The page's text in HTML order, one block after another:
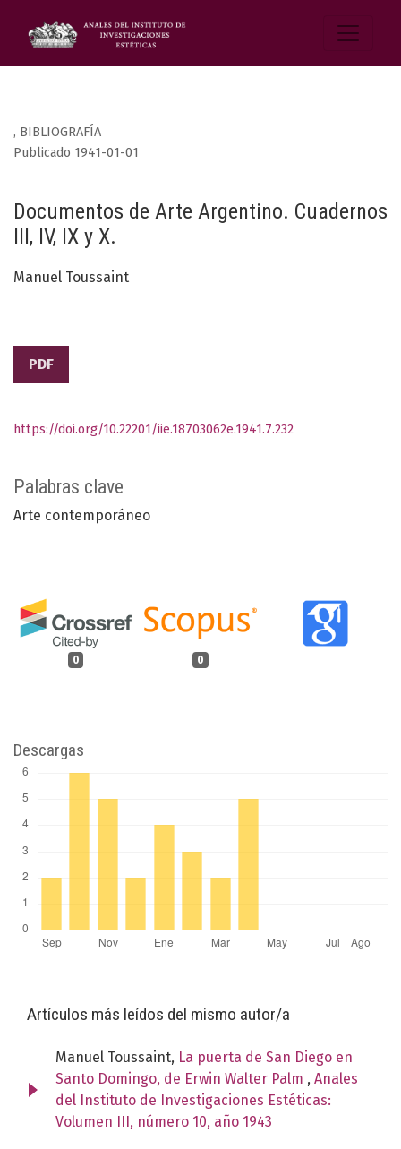
, BIBLIOGRAFÍA
Documentos de Arte Argentino. Cuadernos
III, IV, IX y X.
Publicado 1941-01-01
Manuel Toussaint
PDF
Palabras clave
Arte contemporáneo
0 0
https://doi.org/10.22201/iie.18703062e.1941.7.232
Descargas
Artículos más leídos del mismo autor/a
Manuel Toussaint, La puerta de San Diego en
Santo Domingo, de Erwin Walter Palm , Anales
del Instituto de Investigaciones Estéticas:
Volumen III, número 10, año 1943